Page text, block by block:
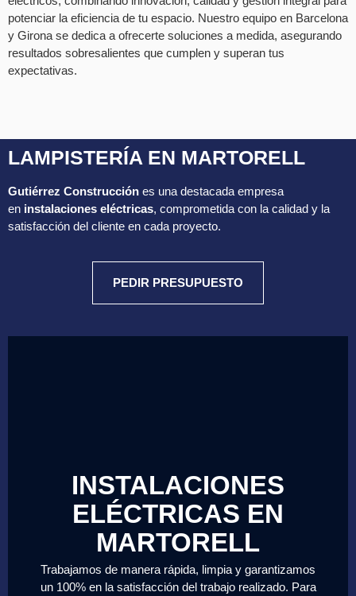
potenciar la eficiencia de tu espacio. Nuestro equipo en Barcelona
y Girona se dedica a ofrecerte soluciones a medida, asegurando
resultados sobresalientes que cumplen y superan tus
expectativas.
LAMPISTERÍA EN MARTORELL
Gutiérrez Construcción es una destacada empresa
en instalaciones eléctricas, comprometida con la calidad y la
satisfacción del cliente en cada proyecto.
PEDIR PRESUPUESTO
INSTALACIONES
ELÉCTRICAS EN
MARTORELL
Trabajamos de manera rápida, limpia y garantizamos
un 100% en la satisfacción del trabajo realizado. Para